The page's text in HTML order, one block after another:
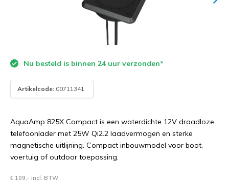
Nu besteld is binnen 24 uur verzonden*
Artikelcode: 00711341
AquaAmp 825X Compact is een waterdichte 12V draadloze
telefoonlader met 25W Qi2.2 laadvermogen en sterke
magnetische uitlijning. Compact inbouwmodel voor boot,
voertuig of outdoor toepassing.
€ 109,- incl. BTW